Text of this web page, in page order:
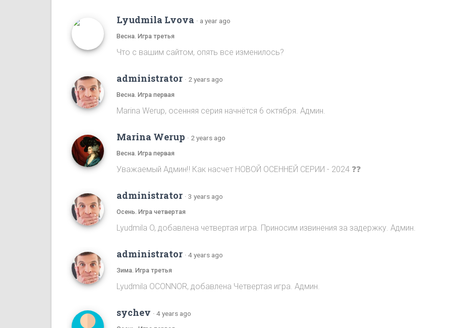
Lyudmila Lvova · a year ago
Весна. Игра третья
Что с вашим сайтом, опять все изменилось?
administrator · 2 years ago
Весна. Игра первая
Marina Werup, осенняя серия начнётся 6 октября. Админ.
Marina Werup · 2 years ago
Весна. Игра первая
Уважаемый Админ‼️ Как насчет НОВОЙ ОСЕННЕЙ СЕРИИ - 2024 ❓❓
administrator · 3 years ago
Осень. Игра четвертая
Lyudmila O, добавлена четвертая игра. Приносим извинения за задержку. Админ.
administrator · 4 years ago
Зима. Игра третья
Lyudmila OCONNOR, добавлена Четвертая игра. Админ.
sychev · 4 years ago